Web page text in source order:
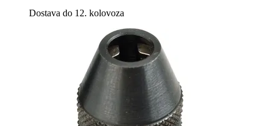
Dostava do 12. kolovoza